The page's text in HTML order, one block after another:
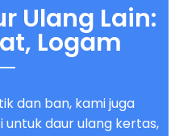
Ulang Lain:
Logam
dan ban, kami juga
daur ulang kertas,